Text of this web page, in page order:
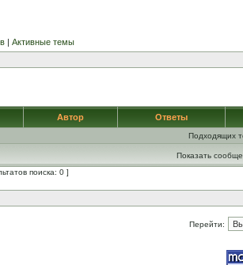
| Активные темы
Автор Ответы
Подходящих
Показать
поиска: 0 ]
Перейти: